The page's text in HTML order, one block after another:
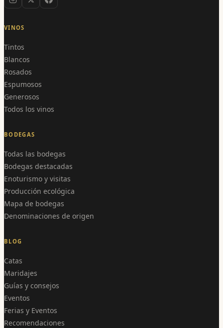
VINOS
Tintos
Blancos
Rosados
Espumosos
Generosos
Todos los vinos
BODEGAS
Todas las bodegas
Bodegas destacadas
Enoturismo y visitas
Producción ecológica
Mapa de bodegas
Denominaciones de origen
BLOG
Catas
Maridajes
Guías y consejos
Eventos
Ferias y Eventos
Recomendaciones